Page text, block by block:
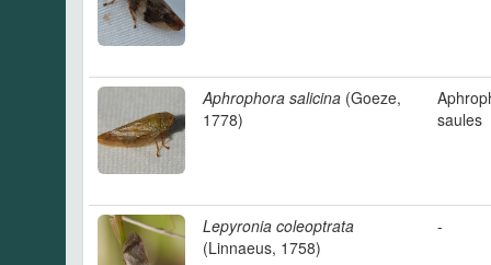
Aphrophora salicina (Goeze,
1778)
saules
Lepyronia coleoptrata
(Linnaeus, 1758)
-